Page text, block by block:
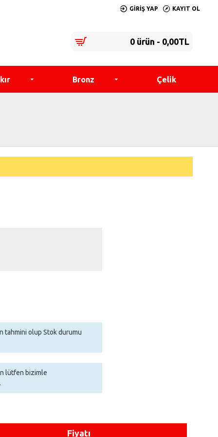
GIRIŞ YAP KAYIT OL
0 ürün - 0,00TL
Bronz Çelik
tahmini olup Stok durumu
lütfen bizimle
Fiyatı